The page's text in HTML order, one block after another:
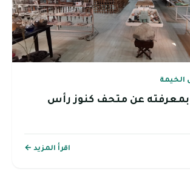
الخيمة
عن متحف كنوز رأس
اقرأ المزيد ←